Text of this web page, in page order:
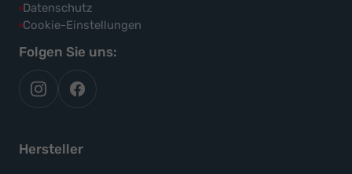
Datenschutz
Cookie-Einstellungen
Folgen Sie uns:
autoflex
auf
autoflex24
auf
Hersteller